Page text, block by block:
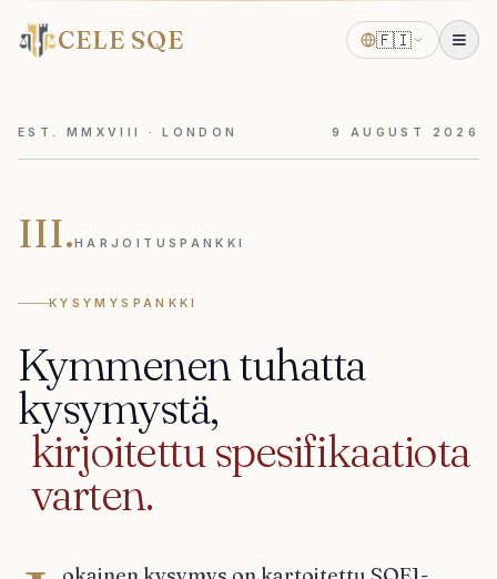
CELE SQE 🇫🇮
EST. MMXVIII · LONDON 9 AUGUST 2026
III.HARJOITUSPANKKI
KYSYMYSPANKKI
Kymmenentuhatta
kysymystä,
kirjoitettuspesifikaatiota
varten.